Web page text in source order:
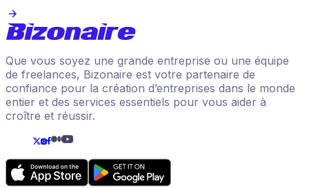
Que vous soyez une grande entreprise ou une équipe
de freelances, Bizonaire est votre partenaire de
confiance pour la création d’entreprises dans le monde
entier et des services essentiels pour vous aider à
croître et réussir.